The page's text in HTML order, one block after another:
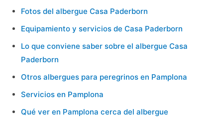
Fotos del albergue Casa Paderborn
Equipamiento y servicios de Casa Paderborn
Lo que conviene saber sobre el albergue Casa
Paderborn
Otros albergues para peregrinos en Pamplona
Servicios en Pamplona
Qué ver en Pamplona cerca del albergue